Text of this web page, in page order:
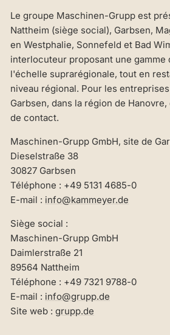
Le groupe Maschinen-Grupp est
Nattheim (siège social), Garbsen,
en Westphalie, Sonnefeld et Bad
interlocuteur proposant une gamme
l'échelle suprarégionale, tout en
niveau régional. Pour les
Garbsen, dans la région de
de contact.
Maschinen-Grupp GmbH, site de
Dieselstraße 38
30827 Garbsen
Téléphone : +49 5131 4685-0
E-mail : info@kammeyer.de
Siège social :
Maschinen-Grupp GmbH
Daimlerstraße 21
89564 Nattheim
Téléphone : +49 7321 9788-0
E-mail : info@grupp.de
Site web : grupp.de